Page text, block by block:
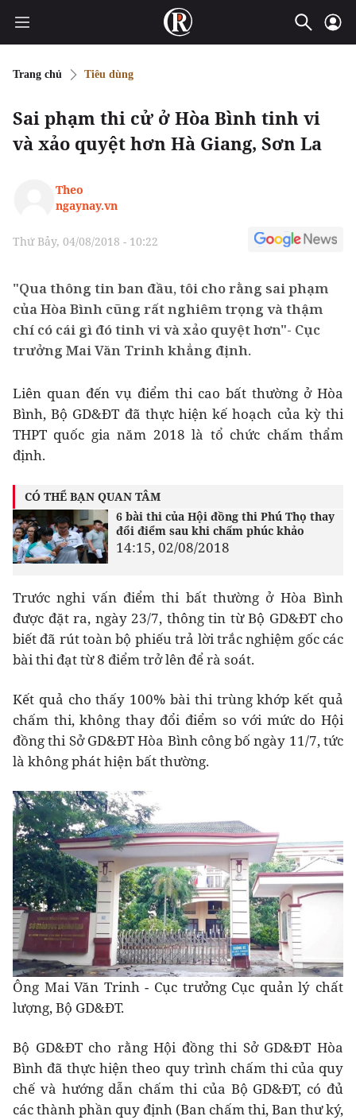
Trang chủ Tiêu dùng
Sai phạm thi cử ở Hòa Bình tinh vi
và xảo quyệt hơn Hà Giang, Sơn La
Theo
ngaynay.vn
Thứ Bảy, 04/08/2018 - 10:22
"Qua thông tin ban đầu, tôi cho rằng sai phạm
của Hòa Bình cũng rất nghiêm trọng và thậm
chí có cái gì đó tinh vi và xảo quyệt hơn"- Cục
trưởng Mai Văn Trinh khẳng định.
Liên quan đến vụ điểm thi cao bất thường ở Hòa
Bình, Bộ GD&ĐT đã thực hiện kế hoạch của kỳ thi
THPT quốc gia năm 2018 là tổ chức chấm thẩm
định.
CÓ THỂ BẠN QUAN TÂM
6 bài thi của Hội đồng thi Phú Thọ thay
đổi điểm sau khi chấm phúc khảo
14:15, 02/08/2018
Trước nghi vấn điểm thi bất thường ở Hòa Bình
được đặt ra, ngày 23/7, thông tin từ Bộ GD&ĐT cho
biết đã rút toàn bộ phiếu trả lời trắc nghiệm gốc các
bài thi đạt từ 8 điểm trở lên để rà soát.
Kết quả cho thấy 100% bài thi trùng khớp kết quả
chấm thi, không thay đổi điểm so với mức do Hội
đồng thi Sở GD&ĐT Hòa Bình công bố ngày 11/7, tức
là không phát hiện bất thường.
Ông Mai Văn Trinh - Cục trưởng Cục quản lý chất
lượng, Bộ GD&ĐT.
Bộ GD&ĐT cho rằng Hội đồng thi Sở GD&ĐT Hòa
Bình đã thực hiện theo quy trình chấm thi của quy
chế và hướng dẫn chấm thi của Bộ GD&ĐT, có đủ
các thành phần quy định (Ban chấm thi, Ban thư ký,